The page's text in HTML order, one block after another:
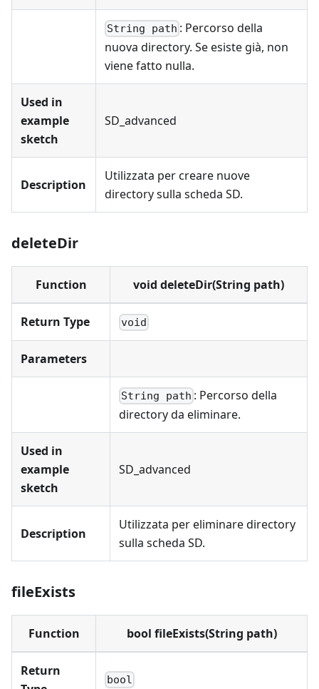
String path : Percorso della
nuova directory. Se esiste già, non
viene fatto nulla.
Used in
example
sketch
SD_advanced
Description
Utilizzata per creare nuove
directory sulla scheda SD.
deleteDir
Function void deleteDir(String path)
Return Type void
Parameters
String path : Percorso della
directory da eliminare.
Used in
example
sketch
SD_advanced
Description
Utilizzata per eliminare directory
sulla scheda SD.
fileExists
Function bool fileExists(String path)
Return
bool